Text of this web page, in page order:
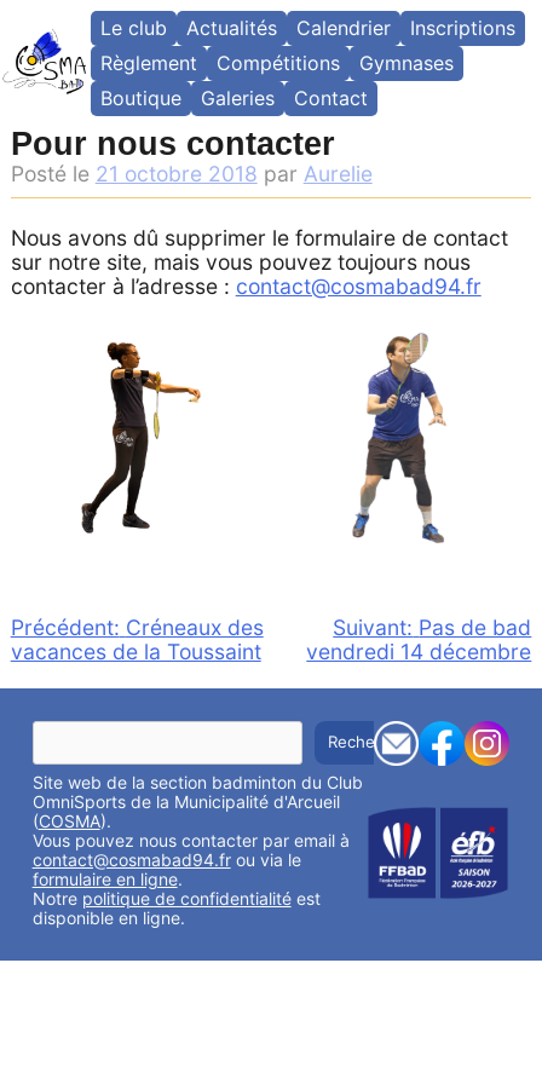
content
Le club Actualités Calendrier
Inscriptions
Règlement
Compétitions
Gymnases
Boutique
Galeries Contact
Pour nous contacter
Posté le 21 octobre 2018 par Aurelie
Nous avons dû supprimer le formulaire de contact
sur notre site, mais vous pouvez toujours nous
contacter à l’adresse : contact@cosmabad94.fr
Navigation
de
Précédent: Créneaux des
vacances de la Toussaint
Suivant: Pas de bad
vendredi 14 décembre
R
c
h
e
r
c
h
e
r
Rechercher
Site web de la section badminton du Club
OmniSports de la Municipalité d'Arcueil
(COSMA).
Vous pouvez nous contacter par email à
contact@cosmabad94.frou via le
formulaire en ligne.
Notre politique de confidentialitéest
disponible en ligne.